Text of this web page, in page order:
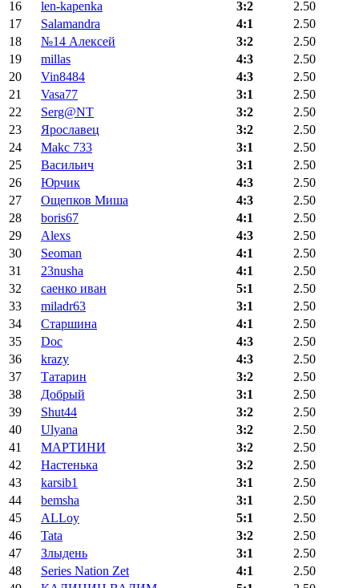
16
len-kapenka 3:2
2.50
17
Salamandra 4:1
2.50
18
№14 Алексей 3:2
2.50
19
millas 4:3
2.50
20
Vin8484 4:3
2.50
21
Vasa77 3:1
2.50
22
Serg@NT 3:2
2.50
23
Ярославец 3:2
2.50
24
Makc 733 3:1
2.50
25
Васильич 3:1
2.50
26
Юрчик 4:3
2.50
27
Ощепков Миша 4:3
2.50
28
boris67 4:1
2.50
29
Alexs 4:3
2.50
30
Seoman 4:1
2.50
31
23nusha 4:1
2.50
32
саенко иван 5:1
2.50
33
miladr63 3:1
2.50
34
Старшина 4:1
2.50
35
Doc 4:3
2.50
36
krazy 4:3
2.50
37
Татарин 3:2
2.50
38
Добрый 3:1
2.50
39
Shut44 3:2
2.50
40
Ulyana 3:2
2.50
41
МАРТИНИ 3:2
2.50
42
Настенька 3:2
2.50
43
karsib1 3:1
2.50
44
bemsha 3:1
2.50
45
ALLoy 5:1
2.50
46
Tata 3:2
2.50
47
Злыдень 3:1
2.50
48
Series Nation Zet 4:1
2.50